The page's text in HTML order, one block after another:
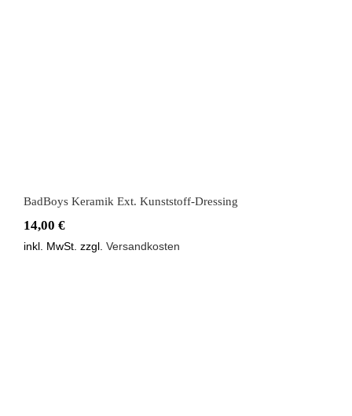
BadBoys Keramik Ext. Kunststoff-Dressing
14,00 €
inkl. MwSt. zzgl. Versandkosten